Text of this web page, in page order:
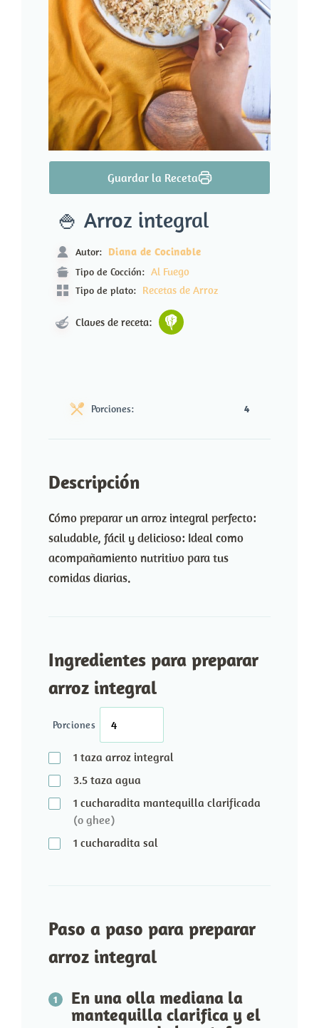
Guardar la Receta
🍚​ Arroz integral
Autor: Diana de Cocinable
Tipo de Cocción: Al Fuego
Tipo de plato: Recetas de Arroz
Claves de receta:
Porciones: 4
Descripción
Cómo preparar un arroz integral perfecto:
saludable, fácil y delicioso: Ideal como
acompañamiento nutritivo para tus
comidas diarias.
Ingredientes para preparar
arroz integral
Porciones
1 taza arroz integral
3.5 taza agua
1 cucharadita mantequilla clarificada
(o ghee)
1 cucharadita sal
Paso a paso para preparar
arroz integral
En una olla mediana la
mantequilla clarifica y el